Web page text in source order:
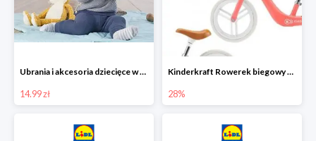
Ubrania i akcesoria dziecięce w Lidlu Online od 14,99 zł
14.99 zł
Kinderkraft Rowerek biegowy Fly
28%